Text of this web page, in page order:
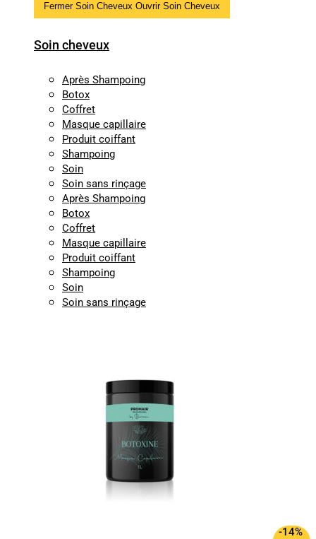
Fermer Soin Cheveux Ouvrir Soin Cheveux
Soin cheveux
Après Shampoing
Botox
Coffret
Masque capillaire
Produit coiffant
Shampoing
Soin
Soin sans rinçage
Après Shampoing
Botox
Coffret
Masque capillaire
Produit coiffant
Shampoing
Soin
Soin sans rinçage
-14%